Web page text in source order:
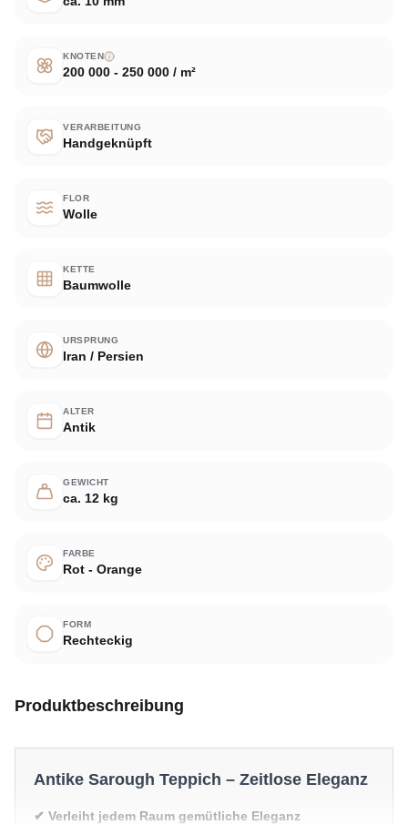
KNOTEN
200 000 - 250 000 / m²
VERARBEITUNG
Handgeknüpft
FLOR
Wolle
KETTE
Baumwolle
URSPRUNG
Iran / Persien
ALTER
Antik
GEWICHT
ca. 12 kg
FARBE
Rot - Orange
FORM
Rechteckig
Produktbeschreibung
Antike Sarough Teppich – Zeitlose Eleganz
✔ Verleiht jedem Raum gemütliche Eleganz